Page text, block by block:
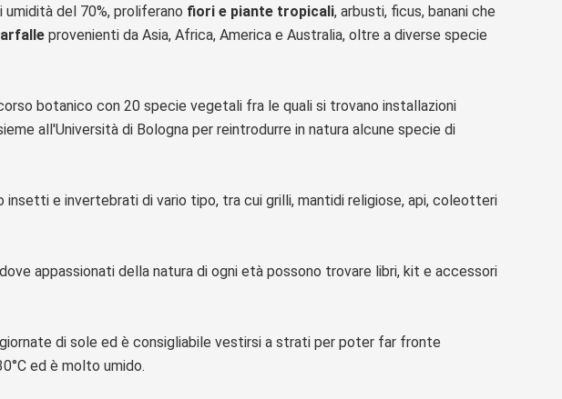
del 70%, proliferano fiori e piante tropicali, arbusti, ficus, banani che
provenienti da Asia, Africa, America e Australia, oltre a diverse specie
botanico con 20 specie vegetali fra le quali si trovano installazioni
all'Università di Bologna per reintrodurre in natura alcune specie di
insetti e invertebrati di vario tipo, tra cui grilli, mantidi religiose, api, coleotteri
appassionati della natura di ogni età possono trovare libri, kit e accessori
di sole ed è consigliabile vestirsi a strati per poter far fronte
ed è molto umido.